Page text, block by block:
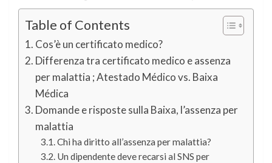
Table of Contents
Cos’è un certificato medico?
Differenza tra certificato medico e assenza
per malattia ; Atestado Médico vs. Baixa
Médica
Domande e risposte sulla Baixa, l’assenza per
malattia
Chi ha diritto all’assenza per malattia?
Un dipendente deve recarsi al SNS per